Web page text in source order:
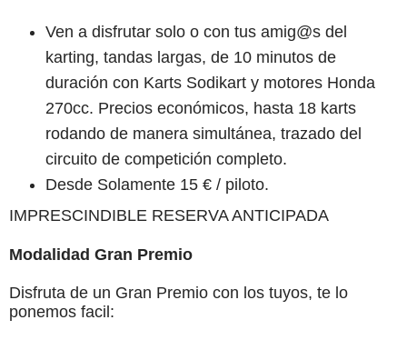
Ven a disfrutar solo o con tus amig@s del
karting, tandas largas, de 10 minutos de
duración con Karts Sodikart y motores Honda
270cc. Precios económicos, hasta 18 karts
rodando de manera simultánea, trazado del
circuito de competición completo.
Desde Solamente 15 € / piloto.
IMPRESCINDIBLE RESERVA ANTICIPADA
Modalidad Gran Premio
Disfruta de un Gran Premio con los tuyos, te lo
ponemos facil: